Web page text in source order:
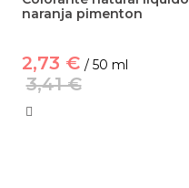
naranja pimenton
2,73 € / 50 ml
3,41 €